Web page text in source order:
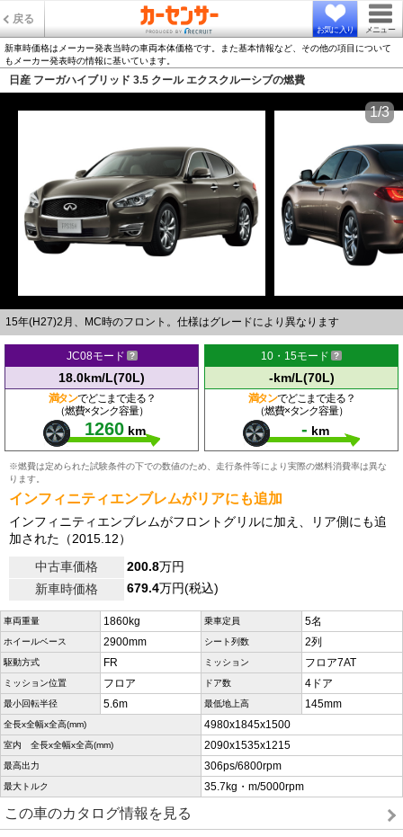
戻る
お気に入り メニュー
新車時価格はメーカー発表当時の車両本体価格です。また基本情報など、その他の項目について
もメーカー発表時の情報に基いています。
日産 フーガハイブリッド 3.5 クール エクスクルーシブの燃費
15年(H27)2月、MC時のフロント。仕様はグレードにより異なります
1/3
JC08モード
18.0km/L(70L)
満タンでどこまで走る？
（燃費×タンク容量）
1260 km
10・15モード
-km/L(70L)
満タンでどこまで走る？
（燃費×タンク容量）
- km
※燃費は定められた試験条件の下での数値のため、走行条件等により実際の燃料消費率は異な
ります。
インフィニティエンブレムがリアにも追加
インフィニティエンブレムがフロントグリルに加え、リア側にも追
加された（2015.12）
中古車価格
200.8万円
新車時価格
679.4万円(税込)
車両重量 1860kg 乗車定員 5名
ホイールベース 2900mm シート列数 2列
駆動方式 FR ミッション フロア7AT
ミッション位置 フロア ドア数 4ドア
最小回転半径 5.6m 最低地上高 145mm
全長x全幅x全高(mm) 4980x1845x1500
室内 全長x全幅x全高(mm) 2090x1535x1215
最高出力 306ps/6800rpm
最大トルク 35.7kg・m/5000rpm
この車のカタログ情報を見る